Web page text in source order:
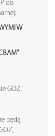
do
W
GOZ,
będą